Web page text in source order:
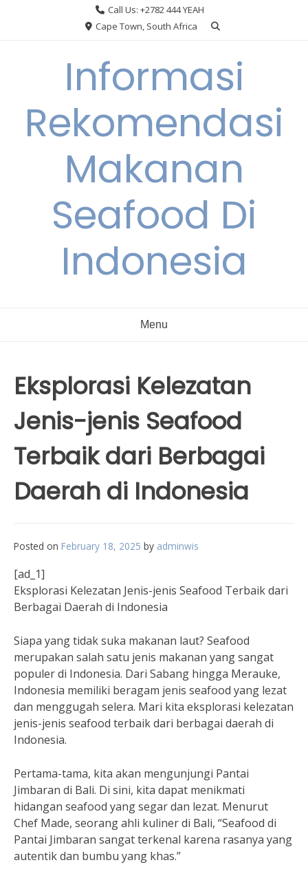
Call Us: +2782 444 YEAH
Cape Town, South Africa
Informasi
Rekomendasi
Makanan
Seafood Di
Indonesia
Menu
Eksplorasi Kelezatan
Jenis-jenis Seafood
Terbaik dari Berbagai
Daerah di Indonesia
Posted on February 18, 2025 by adminwis
[ad_1]
Eksplorasi Kelezatan Jenis-jenis Seafood Terbaik dari
Berbagai Daerah di Indonesia
Siapa yang tidak suka makanan laut? Seafood
merupakan salah satu jenis makanan yang sangat
populer di Indonesia. Dari Sabang hingga Merauke,
Indonesia memiliki beragam jenis seafood yang lezat
dan menggugah selera. Mari kita eksplorasi kelezatan
jenis-jenis seafood terbaik dari berbagai daerah di
Indonesia.
Pertama-tama, kita akan mengunjungi Pantai
Jimbaran di Bali. Di sini, kita dapat menikmati
hidangan seafood yang segar dan lezat. Menurut
Chef Made, seorang ahli kuliner di Bali, “Seafood di
Pantai Jimbaran sangat terkenal karena rasanya yang
autentik dan bumbu yang khas.”